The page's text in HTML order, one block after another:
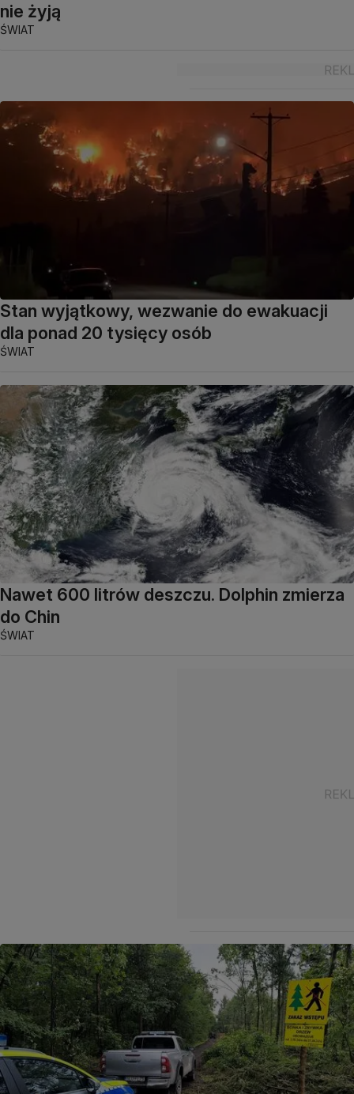
nie żyją
ŚWIAT
Stan wyjątkowy, wezwanie do ewakuacji
dla ponad 20 tysięcy osób
ŚWIAT
Nawet 600 litrów deszczu. Dolphin zmierza
do Chin
ŚWIAT